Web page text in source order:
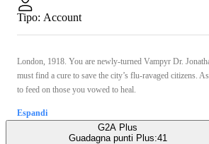
Tipo: Account
London, 1918. You are newly-turned Vampyr Dr.
must find a cure to save the city’s flu-ravaged citizens.
to feed on those you vowed to heal.
Espandi
G2A Plus
Guadagna punti Plus:41